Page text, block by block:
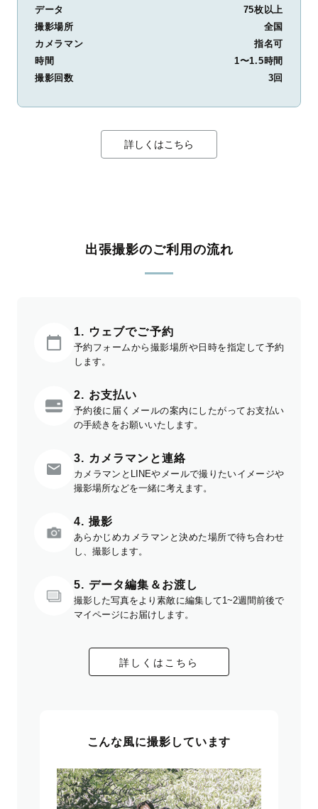
データ
75枚以上
撮影場所
全国
カメラマン
指名可
時間
1〜1.5時間
撮影回数
3回
詳しくはこちら
出張撮影のご利用の流れ
1. ウェブでご予約
予約フォームから撮影場所や日時を指定して予約
します。
2. お支払い
予約後に届くメールの案内にしたがってお支払い
の手続きをお願いいたします。
3. カメラマンと連絡
カメラマンとLINEやメールで撮りたいイメージや
撮影場所などを一緒に考えます。
4. 撮影
あらかじめカメラマンと決めた場所で待ち合わせ
し、撮影します。
5. データ編集＆お渡し
撮影した写真をより素敵に編集して1~2週間前後で
マイページにお届けします。
詳しくはこちら
こんな風に撮影しています